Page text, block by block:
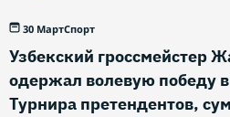
30 МартСпорт
Узбекский гроссмейстер
одержал волевую победу
Турнира претендентов,